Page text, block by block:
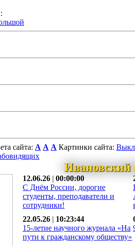
сайта: A A A Картинки сайта: Выкл
12.06.26 | 00:00:00
С Днём России, дорогие
студенты, преподаватели и
сотрудники!
22.05.26 | 10:23:44
15-летие научного журнала «На
пути к гражданскому обществу»